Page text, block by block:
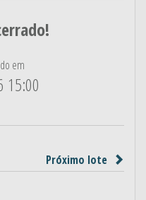
em
15:00
Próximo lote